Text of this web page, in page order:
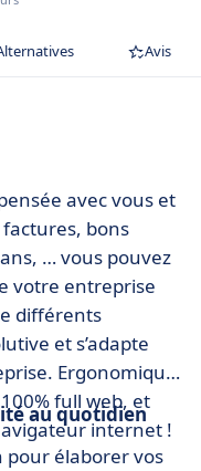
Avis
avec vous et
bons
… vous pouvez
votre entreprise
différents
et s’adapte
Ergonomique
full web, et
internet !
au quotidien
pour élaborer vos